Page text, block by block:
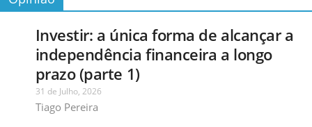
Investir: a única forma de alcançar a
independência financeira a longo
prazo (parte 1)
31 de Julho, 2026
Tiago Pereira